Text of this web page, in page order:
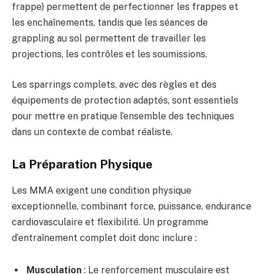
frappe) permettent de perfectionner les frappes et
les enchaînements, tandis que les séances de
grappling au sol permettent de travailler les
projections, les contrôles et les soumissions.
Les sparrings complets, avec des règles et des
équipements de protection adaptés, sont essentiels
pour mettre en pratique l’ensemble des techniques
dans un contexte de combat réaliste.
La Préparation Physique
Les MMA exigent une condition physique
exceptionnelle, combinant force, puissance, endurance
cardiovasculaire et flexibilité. Un programme
d’entraînement complet doit donc inclure :
Musculation : Le renforcement musculaire est